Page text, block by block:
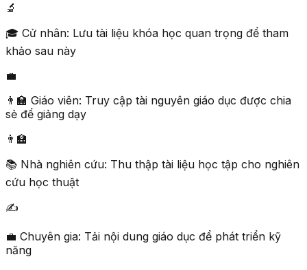
🔬
🎓 Cử nhân: Lưu tài liệu khóa học quan trọng để tham
khảo sau này
💼
👨‍🏫 Giáo viên: Truy cập tài nguyên giáo dục được chia
sẻ để giảng dạy
👨‍🏫
📚 Nhà nghiên cứu: Thu thập tài liệu học tập cho nghiên
cứu học thuật
✍️
💼 Chuyên gia: Tải nội dung giáo dục để phát triển kỹ
năng